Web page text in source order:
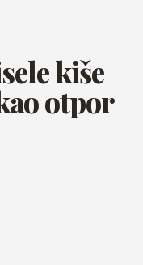
kiše
otpor